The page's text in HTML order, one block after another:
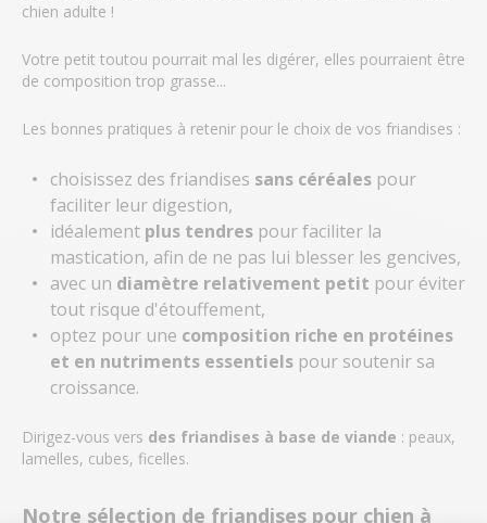
chien adulte !
Votre petit toutou pourrait mal les digérer, elles pourraient être
de composition trop grasse...
Les bonnes pratiques à retenir pour le choix de vos friandises :
choisissez des friandises sans céréales pour
faciliter leur digestion,
idéalement plus tendres pour faciliter la
mastication, afin de ne pas lui blesser les gencives,
avec un diamètre relativement petit pour éviter
tout risque d'étouffement,
optez pour une composition riche en protéines
et en nutriments essentiels pour soutenir sa
croissance.
Dirigez-vous vers des friandises à base de viande : peaux,
lamelles, cubes, ficelles.
Notre sélection de friandises pour chien à